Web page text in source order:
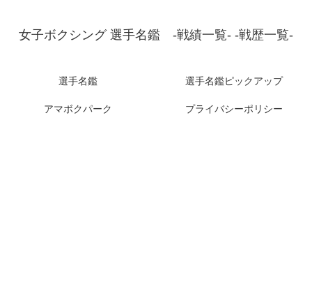
女子ボクシング 選手名鑑 -戦績一覧- -戦歴一覧-
選手名鑑 選手名鑑ピックアップ
アマボクパーク プライバシーポリシー